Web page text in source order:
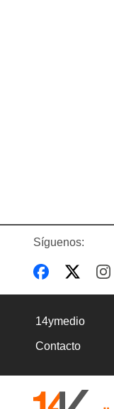
Síguenos:
14ymedio
Contacto